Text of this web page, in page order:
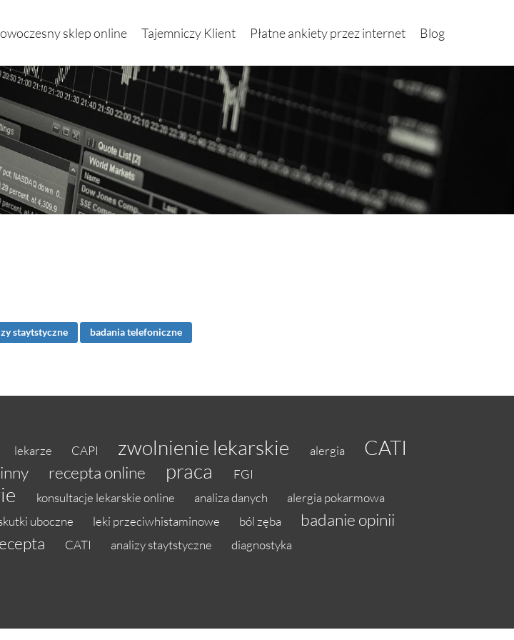
sklep online Tajemniczy Klient Płatne ankiety przez internet Blog
staytstyczne badania telefoniczne
lekarze CAPI zwolnienie lekarskie alergia CATI
recepta online praca FGI
konsultacje lekarskie online analiza danych
alergia pokarmowa
uboczne leki przeciwhistaminowe ból zęba
badanie opinii
CATI analizy staytstyczne diagnostyka